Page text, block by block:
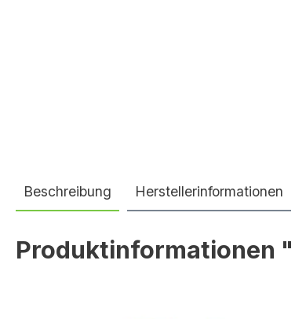
Beschreibung Herstellerinformationen
Produktinformationen